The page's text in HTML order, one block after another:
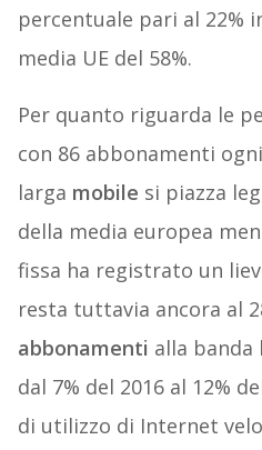
percentuale pari al 22%
media UE del 58%.
Per quanto riguarda le
con 86 abbonamenti
larga mobile si piazza
della media europea
fissa ha registrato un
resta tuttavia ancora al
abbonamenti alla banda
dal 7% del 2016 al 12%
di utilizzo di Internet